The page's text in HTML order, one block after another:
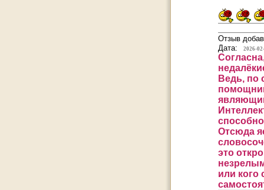
Отзыв
Дата:
2026-
Ведь, по
Отсюда
это
или кого